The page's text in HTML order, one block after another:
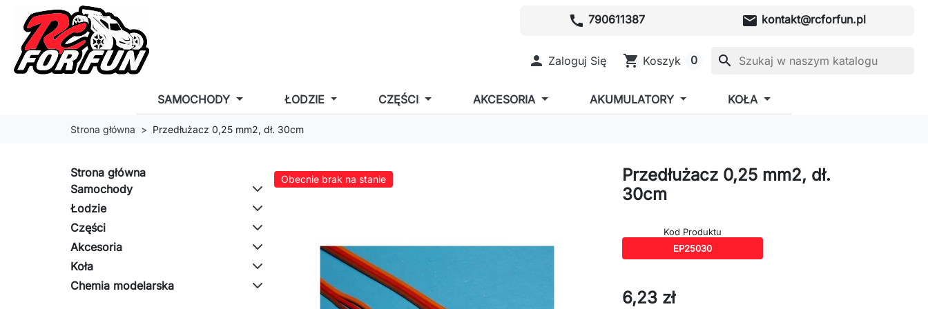
call 790611387 mail kontakt@rcforfun.pl
 Zaloguj Się shopping_cart Koszyk 0 search
SAMOCHODY ŁODZIE CZĘŚCI AKCESORIA AKUMULATORY KOŁA
Strona główna Przedłużacz 0,25 mm2, dł. 30cm
Strona główna
Samochody
Łodzie
Części
Akcesoria
Koła
Chemia modelarska
Obecnie brak na stanie
Przedłużacz 0,25 mm2, dł.
30cm
Kod Produktu
EP25030
6,23 zł